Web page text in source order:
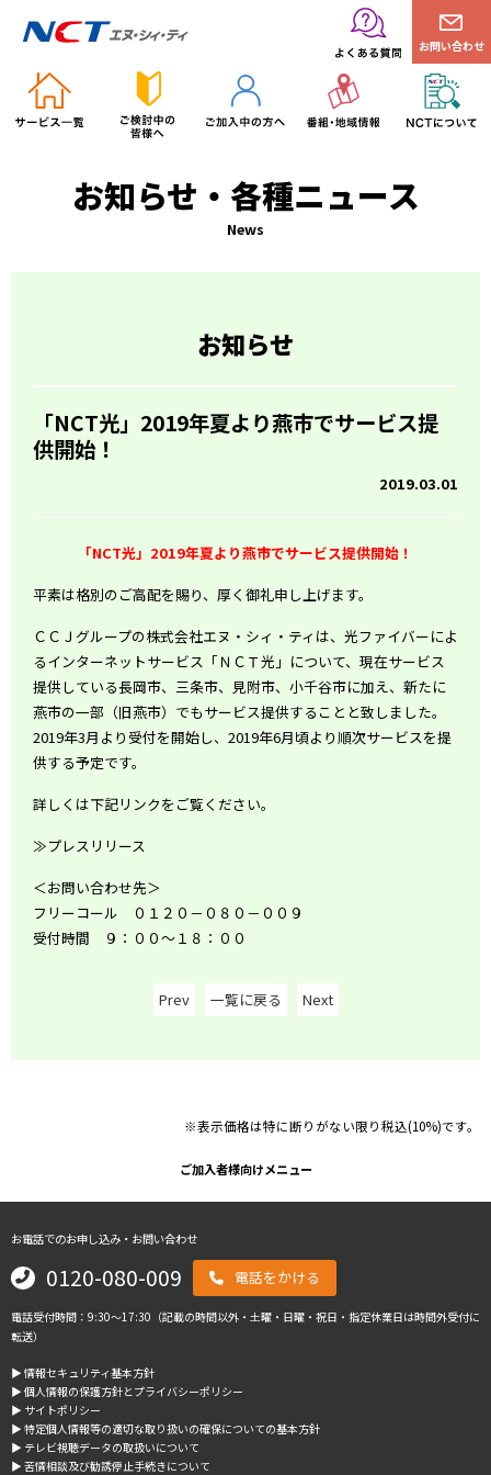
お問い合わせ
お知らせ・各種ニュース
News
お知らせ
「NCT光」2019年夏より燕市でサービス提
供開始！
2019.03.01
「NCT光」2019年夏より燕市でサービス提供開始！
平素は格別のご高配を賜り、厚く御礼申し上げます。
ＣＣＪグループの株式会社エヌ・シィ・ティは、光ファイバーによ
るインターネットサービス「ＮＣＴ光」について、現在サービス
提供している長岡市、三条市、見附市、小千谷市に加え、新たに
燕市の一部（旧燕市）でもサービス提供することと致しました。
2019年3月より受付を開始し、2019年6月頃より順次サービスを提
供する予定です。
詳しくは下記リンクをご覧ください。
≫プレスリリース
＜お問い合わせ先＞
フリーコール ０１２０－０８０－００９
受付時間 ９：００～１８：００
Prev 一覧に戻る Next
※表示価格は特に断りがない限り税込(10%)です。
ご加入者様向けメニュー
お電話でのお申し込み・お問い合わせ
0120-080-009 電話をかける
電話受付時間：9:30～17:30（記載の時間以外・土曜・日曜・祝日・指定休業日は時間外受付に
転送）
▶︎ 情報セキュリティ基本方針
▶︎ 個人情報の保護方針とプライバシーポリシー
▶︎ サイトポリシー
▶︎ 特定個人情報等の適切な取り扱いの確保についての基本方針
▶︎ テレビ視聴データの取扱いについて
▶︎ 苦情相談及び勧誘停止手続きについて